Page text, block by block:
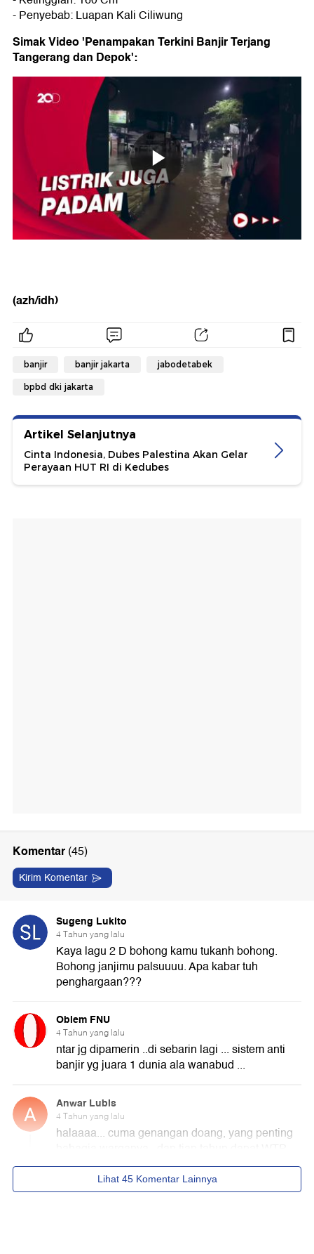
- Penyebab: Luapan Kali Ciliwung
Simak Video 'Penampakan Terkini Banjir Terjang
Tangerang dan Depok':
(azh/idh)
banjir banjir jakarta jabodetabek
bpbd dki jakarta
Artikel Selanjutnya
Cinta Indonesia, Dubes Palestina Akan Gelar
Perayaan HUT RI di Kedubes